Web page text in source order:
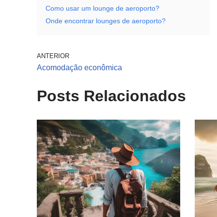
Como usar um lounge de aeroporto?
Onde encontrar lounges de aeroporto?
ANTERIOR
Acomodação econômica
Posts Relacionados